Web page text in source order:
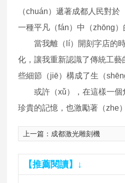
（chuán）遞著成都人民對
一種平凡（fán）中（zhōng）
當我離（lí）開刻字店的
化，讓我重新認識了傳統工
些細節（jiē）構成了生（
或許（xǔ），在這樣一
珍貴的記憶，也激勵著（zhe
上一篇： 成都激光雕刻機
【推薦閱讀】↓